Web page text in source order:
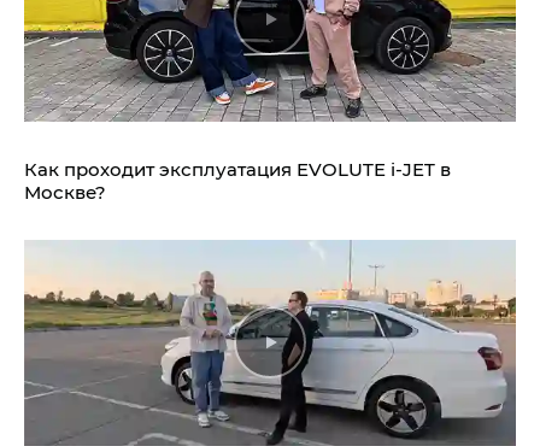
Как проходит эксплуатация EVOLUTE i‑JET в
Москве?